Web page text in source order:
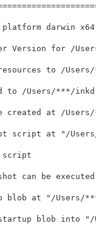
platform darwin
Version for /
resources to /Users/
to /Users/*** /
created at /Users/
script at "/
script
can be
blob at "/Users/
startup blob into "/